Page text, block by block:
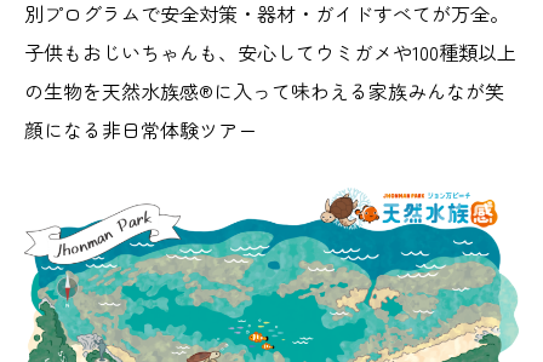
別プログラムで安全対策・器材・ガイドすべてが万全。
子供もおじいちゃんも、安心してウミガメや100種類以上
の生物を天然水族感®に入って味わえる家族みんなが笑
顔になる非日常体験ツアー